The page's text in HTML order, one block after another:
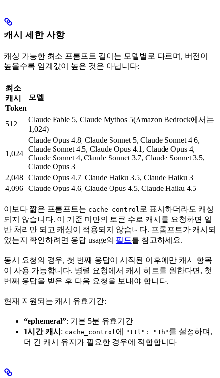
캐시 제한 사항
캐싱 가능한 최소 프롬프트 길이는 모델별로 다르며, 버전이
높을수록 임계값이 높은 것은 아닙니다:
최소
캐시
Token
모델
512
Claude Fable 5, Claude Mythos 5(Amazon Bedrock에서는
1,024)
1,024
Claude Opus 4.8, Claude Sonnet 5, Claude Sonnet 4.6,
Claude Sonnet 4.5, Claude Opus 4.1, Claude Opus 4,
Claude Sonnet 4, Claude Sonnet 3.7, Claude Sonnet 3.5,
Claude Opus 3
2,048
Claude Opus 4.7, Claude Haiku 3.5, Claude Haiku 3
4,096
Claude Opus 4.6, Claude Opus 4.5, Claude Haiku 4.5
이보다 짧은 프롬프트는 cache_control 로 표시하더라도 캐싱
되지 않습니다. 이 기준 미만의 토큰 수로 캐시를 요청하면 일
반 처리만 되고 캐싱이 적용되지 않습니다. 프롬프트가 캐시되
었는지 확인하려면 응답 usage의 필드를 참고하세요.
동시 요청의 경우, 첫 번째 응답이 시작된 이후에만 캐시 항목
이 사용 가능합니다. 병렬 요청에서 캐시 히트를 원한다면, 첫
번째 응답을 받은 후 다음 요청을 보내야 합니다.
현재 지원되는 캐시 유효기간:
“ephemeral”: 기본 5분 유효기간
1시간 캐시 : cache_control에 "ttl": "1h" 를 설정하며,
더 긴 캐시 유지가 필요한 경우에 적합합니다